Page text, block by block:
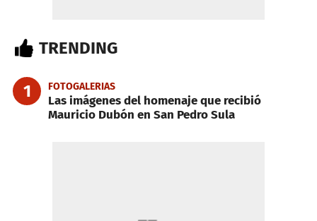
TRENDING
1 FOTOGALERIAS
Las imágenes del homenaje que recibió
Mauricio Dubón en San Pedro Sula